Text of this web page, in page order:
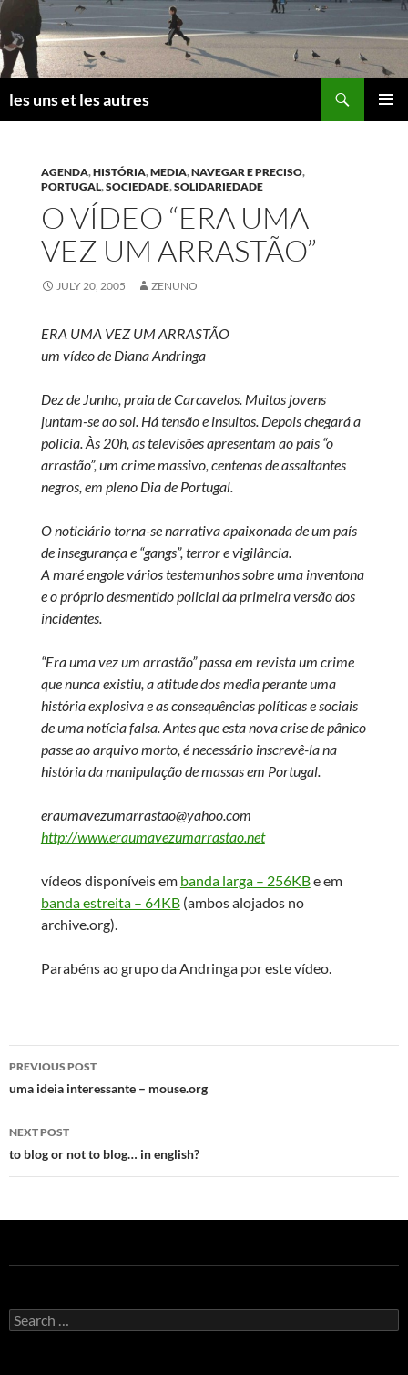
Skip
to
content
les uns et les autres
AGENDA,HISTÓRIA,MEDIA,NAVEGAR E PRECISO,
PORTUGAL,SOCIEDADE,SOLIDARIEDADE
O VÍDEO “ERA UMA
VEZ UM ARRASTÃO”
JULY 20, 2005 ZENUNO
ERA UMA VEZ UM ARRASTÃO
um vídeo de Diana Andringa
Dez de Junho, praia de Carcavelos. Muitos jovens
juntam-se ao sol. Há tensão e insultos. Depois chegará a
polícia. Às 20h, as televisões apresentam ao país “o
arrastão”, um crime massivo, centenas de assaltantes
negros, em pleno Dia de Portugal.
O noticiário torna-se narrativa apaixonada de um país
de insegurança e “gangs”, terror e vigilância.
A maré engole vários testemunhos sobre uma inventona
e o próprio desmentido policial da primeira versão dos
incidentes.
“Era uma vez um arrastão” passa em revista um crime
que nunca existiu, a atitude dos media perante uma
história explosiva e as consequências políticas e sociais
de uma notícia falsa. Antes que esta nova crise de pânico
passe ao arquivo morto, é necessário inscrevê-la na
história da manipulação de massas em Portugal.
moc.oohay
@oatsarramuzevamuare
http://www.eraumavezumarrastao.net
vídeos disponíveis em banda larga – 256KBe em
banda estreita – 64KB(ambos alojados no
archive.org).
Parabéns ao grupo da Andringa por este vídeo.
Post
navigation
PREVIOUS POST
uma ideia interessante – mouse.org
NEXT POST
to blog or not to blog… in english?
Search
for: